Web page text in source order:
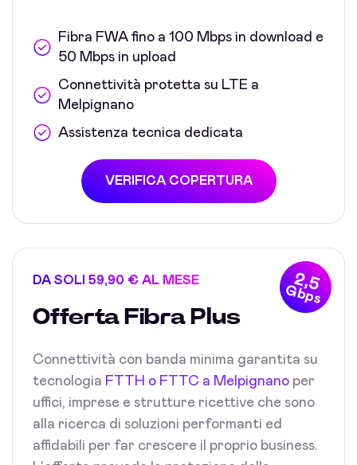
Fibra FWA fino a 100 Mbps in download e
50 Mbps in upload
Connettività protetta su LTE a
Melpignano
Assistenza tecnica dedicata
VERIFICA COPERTURA
2,5
Gbps
DA SOLI 59,90 € AL MESE
Offerta Fibra Plus
Connettività con banda minima garantita su
tecnologia FTTH o FTTC a Melpignano per
uffici, imprese e strutture ricettive che sono
alla ricerca di soluzioni performanti ed
affidabili per far crescere il proprio business.